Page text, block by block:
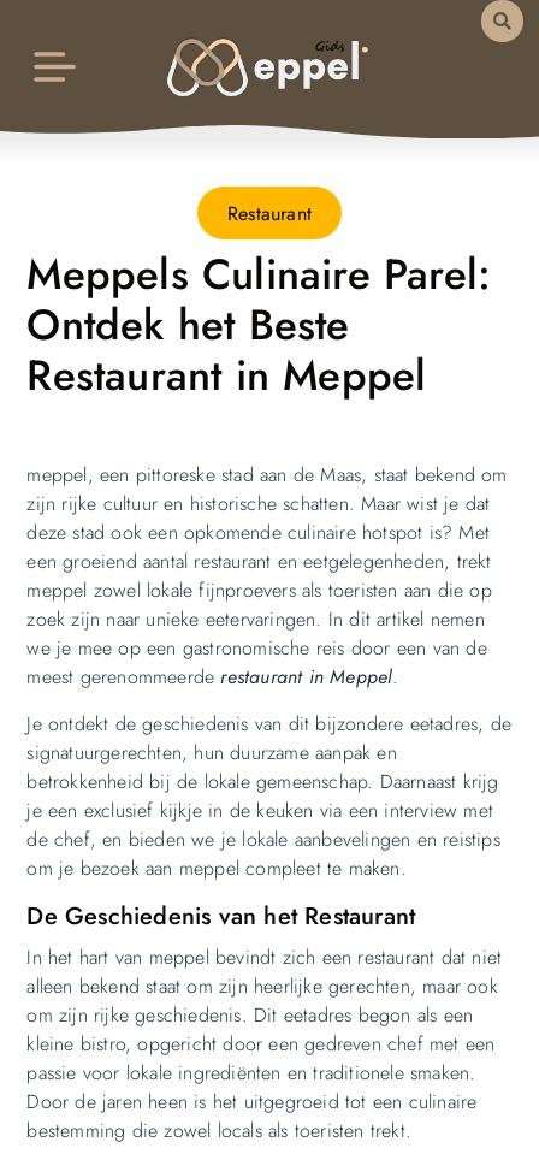
Restaurant
Meppels Culinaire Parel:
Ontdek het Beste
Restaurant in Meppel
meppel, een pittoreske stad aan de Maas, staat bekend om
zijn rijke cultuur en historische schatten. Maar wist je dat
deze stad ook een opkomende culinaire hotspot is? Met
een groeiend aantal restaurant en eetgelegenheden, trekt
meppel zowel lokale fijnproevers als toeristen aan die op
zoek zijn naar unieke eetervaringen. In dit artikel nemen
we je mee op een gastronomische reis door een van de
meest gerenommeerderestaurant in Meppel.
Je ontdekt de geschiedenis van dit bijzondere eetadres, de
signatuurgerechten, hun duurzame aanpak en
betrokkenheid bij de lokale gemeenschap. Daarnaast krijg
je een exclusief kijkje in de keuken via een interview met
de chef, en bieden we je lokale aanbevelingen en reistips
om je bezoek aan meppel compleet te maken.
De Geschiedenis van het Restaurant
In het hart van meppel bevindt zich een restaurant dat niet
alleen bekend staat om zijn heerlijke gerechten, maar ook
om zijn rijke geschiedenis. Dit eetadres begon als een
kleine bistro, opgericht door een gedreven chef met een
passie voor lokale ingrediënten en traditionele smaken.
Door de jaren heen is het uitgegroeid tot een culinaire
bestemming die zowel locals als toeristen trekt.